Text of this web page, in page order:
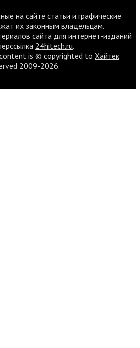
на сайте статьи и графические
их законным владельцам.
сайта для интернет-изданий
24hitech.ru.
is © copyrighted to Хайтек
2009-2026.